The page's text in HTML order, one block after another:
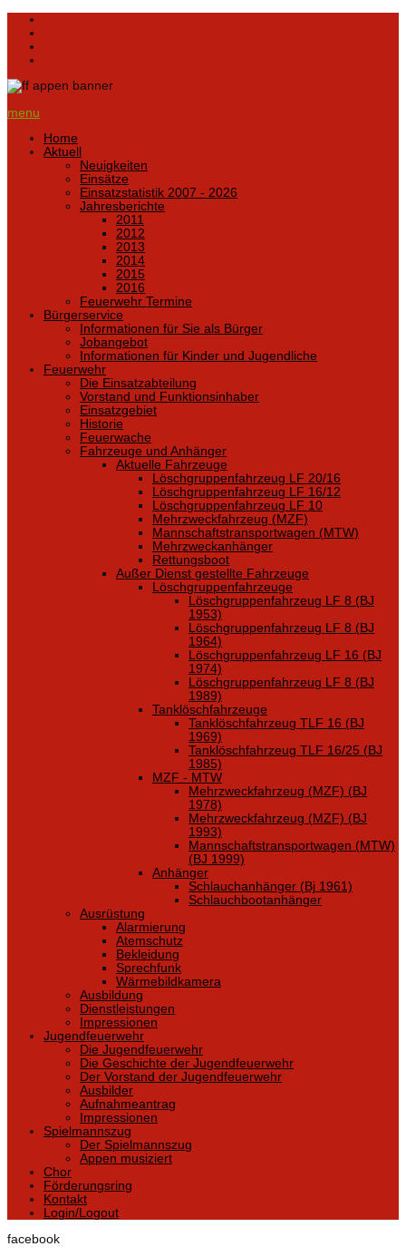
menu
Home
Aktuell
Neuigkeiten
Einsätze
Einsatzstatistik 2007 - 2026
Jahresberichte
2011
2012
2013
2014
2015
2016
Feuerwehr Termine
Bürgerservice
Informationen für Sie als Bürger
Jobangebot
Informationen für Kinder und Jugendliche
Feuerwehr
Die Einsatzabteilung
Vorstand und Funktionsinhaber
Einsatzgebiet
Historie
Feuerwache
Fahrzeuge und Anhänger
Aktuelle Fahrzeuge
Löschgruppenfahrzeug LF 20/16
Löschgruppenfahrzeug LF 16/12
Löschgruppenfahrzeug LF 10
Mehrzweckfahrzeug (MZF)
Mannschaftstransportwagen (MTW)
Mehrzweckanhänger
Rettungsboot
Außer Dienst gestellte Fahrzeuge
Löschgruppenfahrzeuge
Löschgruppenfahrzeug LF 8 (BJ
1953)
Löschgruppenfahrzeug LF 8 (BJ
1964)
Löschgruppenfahrzeug LF 16 (BJ
1974)
Löschgruppenfahrzeug LF 8 (BJ
1989)
Tanklöschfahrzeuge
Tanklöschfahrzeug TLF 16 (BJ
1969)
Tanklöschfahrzeug TLF 16/25 (BJ
1985)
MZF - MTW
Mehrzweckfahrzeug (MZF) (BJ
1978)
Mehrzweckfahrzeug (MZF) (BJ
1993)
Mannschaftstransportwagen (MTW)
(BJ 1999)
Anhänger
Schlauchanhänger (Bj 1961)
Schlauchbootanhänger
Ausrüstung
Alarmierung
Atemschutz
Bekleidung
Sprechfunk
Wärmebildkamera
Ausbildung
Dienstleistungen
Impressionen
Jugendfeuerwehr
Die Jugendfeuerwehr
Die Geschichte der Jugendfeuerwehr
Der Vorstand der Jugendfeuerwehr
Ausbilder
Aufnahmeantrag
Impressionen
Spielmannszug
Der Spielmannszug
Appen musiziert
Chor
Förderungsring
Kontakt
Login/Logout
facebook